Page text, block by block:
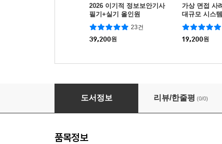
2026 이기적 정보보안기사
필기+실기 올인원
23건
39,200원
가상 면접 사
대규모 시스
19,200원
ISMS-P 인증 실무 가이드 3/e
도서정보 리뷰/한줄평 (0/0)
품목정보